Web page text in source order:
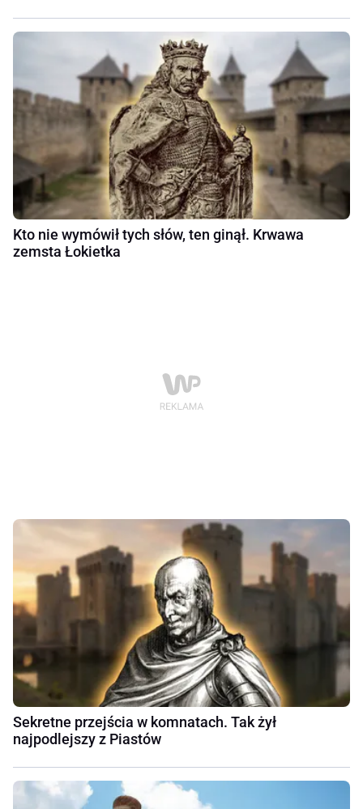
Kto nie wymówił tych słów, ten ginął. Krwawa
zemsta Łokietka
Sekretne przejścia w komnatach. Tak żył
najpodlejszy z Piastów